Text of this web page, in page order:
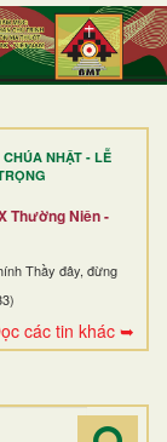
NHẬT - LỄ
Thường Niên -
Thầy đây, đừng
các tin khác ➥